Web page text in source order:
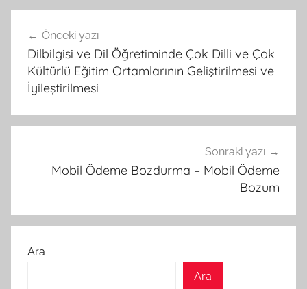
gezinmesi
Önceki yazı
Dilbilgisi ve Dil Öğretiminde Çok Dilli ve Çok
Kültürlü Eğitim Ortamlarının Geliştirilmesi ve
İyileştirilmesi
Sonraki yazı
Mobil Ödeme Bozdurma – Mobil Ödeme
Bozum
Ara
Ara